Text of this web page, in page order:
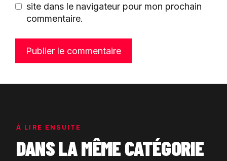
site dans le navigateur pour mon prochain
commentaire.
À LIRE ENSUITE
DANS LA MÊME CATÉGORIE